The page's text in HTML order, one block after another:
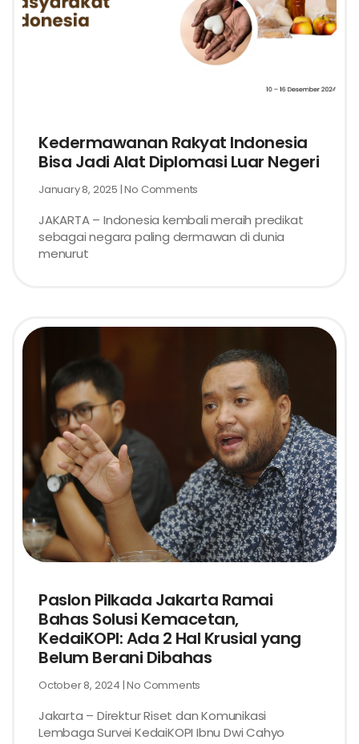
Kedermawanan Rakyat Indonesia
Bisa Jadi Alat Diplomasi Luar Negeri
January 8, 2025 No Comments
JAKARTA – Indonesia kembali meraih predikat
sebagai negara paling dermawan di dunia
menurut
Paslon Pilkada Jakarta Ramai
Bahas Solusi Kemacetan,
KedaiKOPI: Ada 2 Hal Krusial yang
Belum Berani Dibahas
October 8, 2024 No Comments
Jakarta – Direktur Riset dan Komunikasi
Lembaga Survei KedaiKOPI Ibnu Dwi Cahyo